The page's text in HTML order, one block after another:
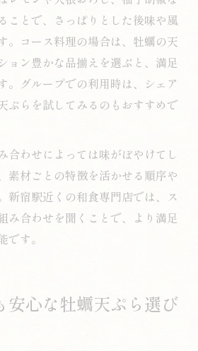
ことで、さっぱりとした後味や風
。コース料理の場合は、牡蠣の天
ョン豊かな品揃えを選ぶと、満足
。グループでの利用時は、シェア
ぷらを試してみるのもおすすめで
合わせによっては味がぼやけてし
素材ごとの特徴を活かせる順序や
新宿駅近くの和食専門店では、ス
み合わせを聞くことで、より満足
す。
安心な牡蠣天ぷら選び